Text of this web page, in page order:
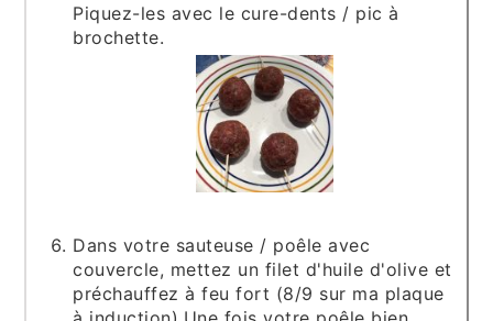
Piquez-les avec le cure-dents / pic à
brochette.
Dans votre sauteuse / poêle avec
couvercle, mettez un filet d'huile d'olive et
préchauffez à feu fort (8/9 sur ma plaque